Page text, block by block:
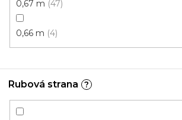
0,67 m 47
0,66 m 4
Rubová strana ?